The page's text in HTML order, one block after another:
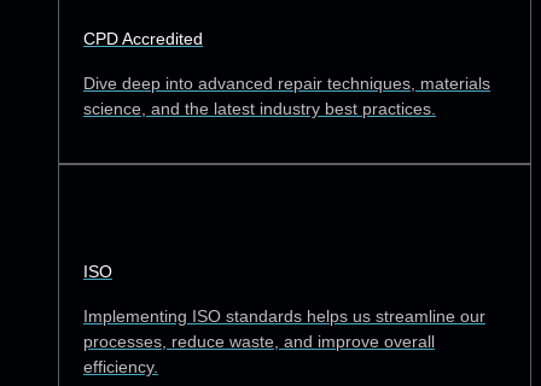
CPD Accredited
Dive deep into advanced repair techniques, materials
science, and the latest industry best practices.
ISO
Implementing ISO standards helps us streamline our
processes, reduce waste, and improve overall
efficiency.